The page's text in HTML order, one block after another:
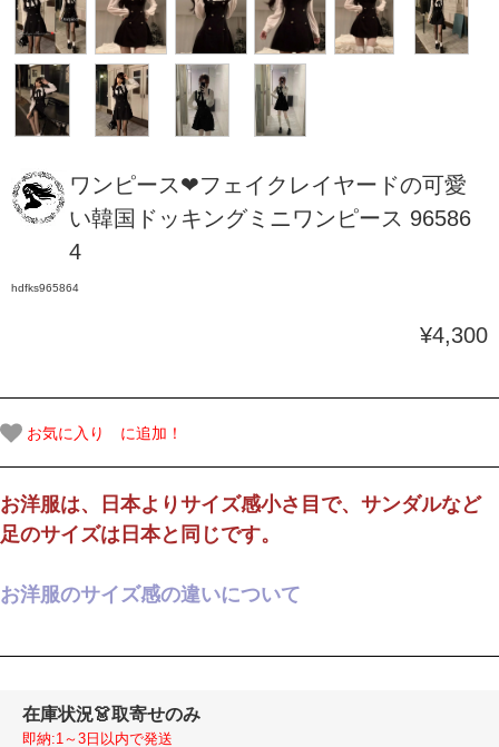
ワンピース❤フェイクレイヤードの可愛
い韓国ドッキングミニワンピース 96586
4
hdfks965864
¥4,300
お気に入り に追加！
お洋服は、日本よりサイズ感小さ目で、サンダルなど
足のサイズは日本と同じです。
お洋服のサイズ感の違いについて
在庫状況👗取寄せのみ
即納:1～3日以内で発送